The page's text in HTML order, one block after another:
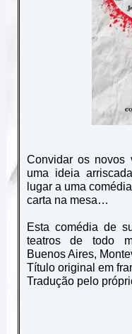
Convidar os novos
uma ideia
lugar a uma
carta na mesa…
Esta comédia de
teatros de todo
Buenos Aires,
Título original em
Tradução pelo